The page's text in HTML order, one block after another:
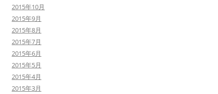
2015年10月
2015年9月
2015年8月
2015年7月
2015年6月
2015年5月
2015年4月
2015年3月